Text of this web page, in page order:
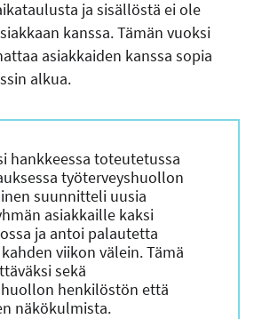
ja sisällöstä ei ole
kanssa. Tämän vuoksi
asiakkaiden kanssa sopia
alkua.
hankkeessa toteutetussa
työterveyshuollon
suunnitteli uusia
asiakkaille kaksi
ja antoi palautetta
viikon välein. Tämä
sekä
henkilöstön että
näkökulmista.